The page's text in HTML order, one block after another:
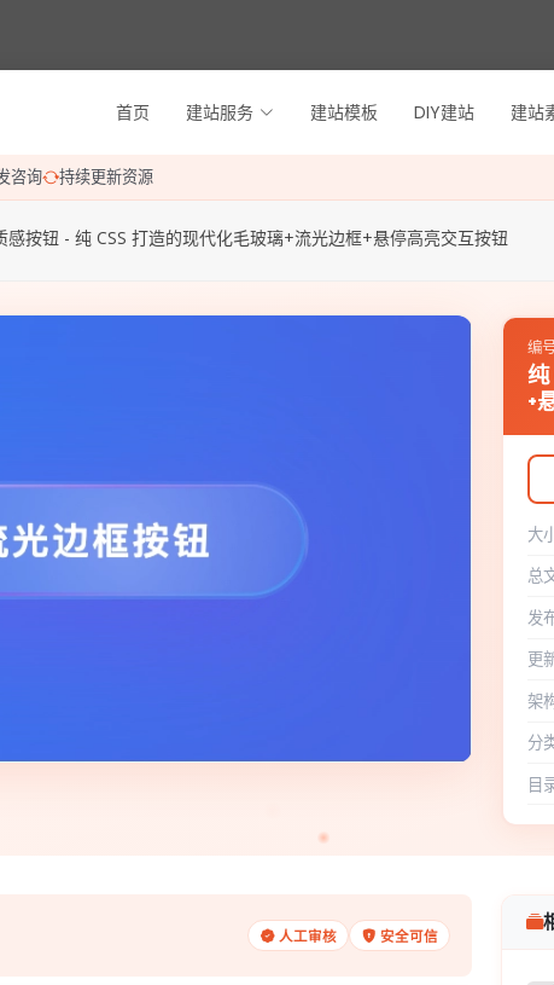
首页 建站服务 建站模板 DIY建站 建站
咨询 持续更新资源
感按钮 - 纯 CSS 打造的现代化毛玻璃+流光边框+悬停高亮交互按钮
编
纯
+
大
总
发
更
架
分
目
人工审核 安全可信